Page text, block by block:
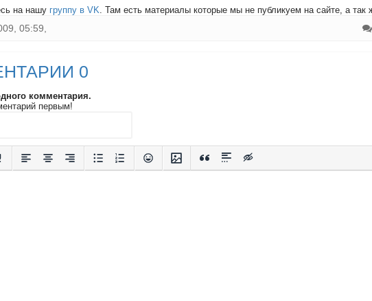
на нашу группу в VK. Там есть материалы которые мы не публикуем на сайте, а так
05:59,
0
комментария.
первым!